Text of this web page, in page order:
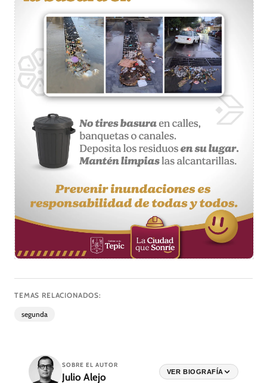
TEMAS RELACIONADOS:
segunda
SOBRE EL AUTOR
Julio Alejo VER BIOGRAFÍA